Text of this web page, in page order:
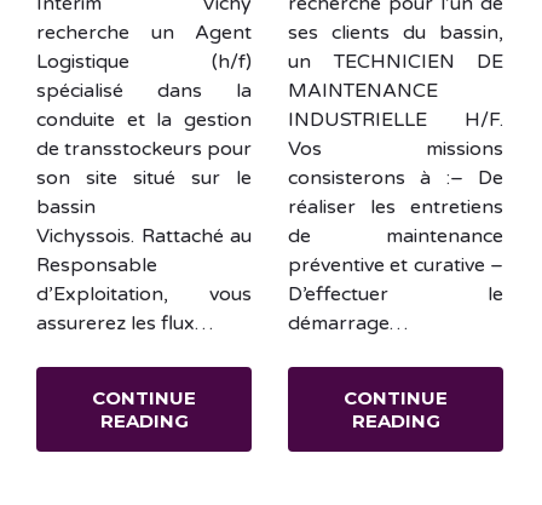
recherche un Agent
Logistique (h/f)
spécialisé dans la
conduite et la gestion
de transstockeurs pour
son site situé sur le
bassin
Vichyssois. Rattaché au
Responsable
d’Exploitation, vous
assurerez les flux…
CONTINUE
READING
ses clients du bassin,
un TECHNICIEN DE
MAINTENANCE
INDUSTRIELLE H/F.
Vos missions
consisterons à :– De
réaliser les entretiens
de maintenance
préventive et curative –
D’effectuer le
démarrage…
CONTINUE
READING